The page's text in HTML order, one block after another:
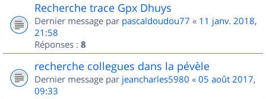
Recherche trace Gpx Dhuys
Dernier message par pascaldoudou77 « 11 janv. 2018,
21:58
Réponses : 8
recherche collegues dans la pévèle
Dernier message par jeancharles5980 « 05 août 2017,
09:33